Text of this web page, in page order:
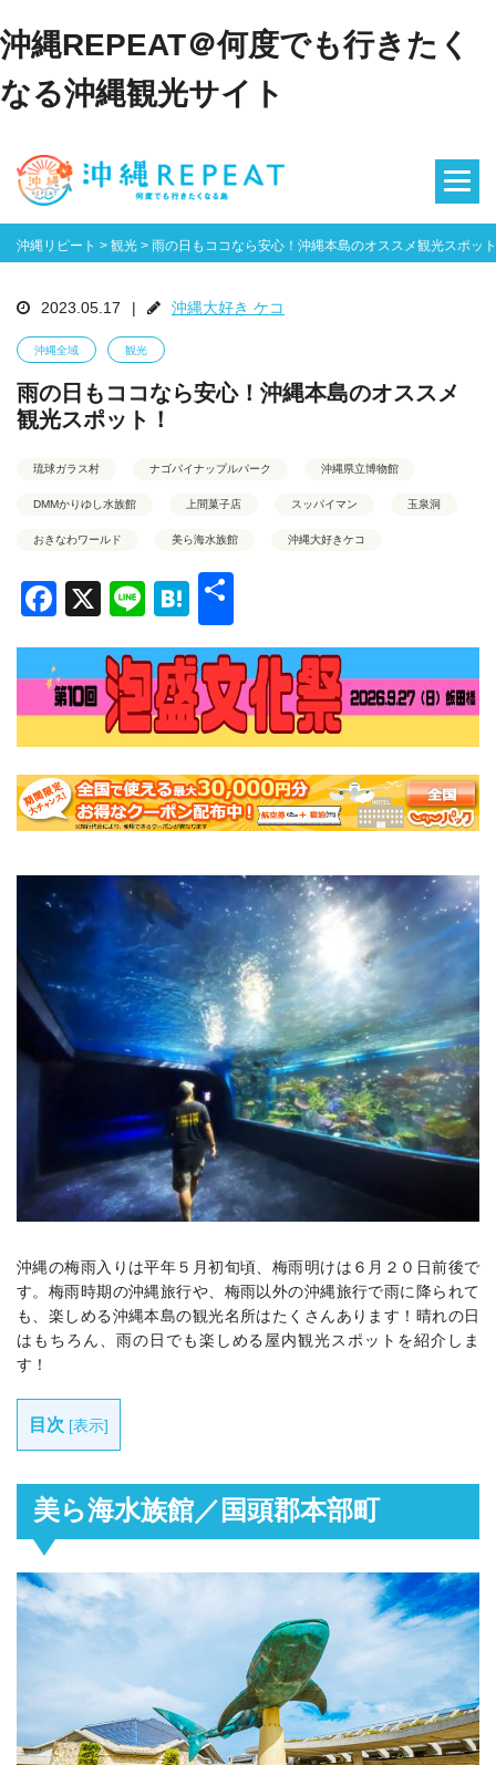
沖縄REPEAT＠何度でも行きたく
なる沖縄観光サイト
沖縄リピート > 観光 > 雨の日もココなら安心！沖縄本島のオススメ観光スポッ
2023.05.17 | 沖縄大好き ケコ
沖縄全域 観光
雨の日もココなら安心！沖縄本島のオススメ
観光スポット！
琉球ガラス村 ナゴパイナップルパーク 沖縄県立博物館
DMMかりゆし水族館 上間菓子店 スッパイマン 玉泉洞
おきなわワールド 美ら海水族館 沖縄大好きケコ
Facebook
X LineHatena
沖縄の梅雨入りは平年５月初旬頃、梅雨明けは６月２０日前後で
す。梅雨時期の沖縄旅行や、梅雨以外の沖縄旅行で雨に降られて
も、楽しめる沖縄本島の観光名所はたくさんあります！晴れの日
はもちろん、雨の日でも楽しめる屋内観光スポットを紹介しま
す！
目次 [表示]
美ら海水族館／国頭郡本部町